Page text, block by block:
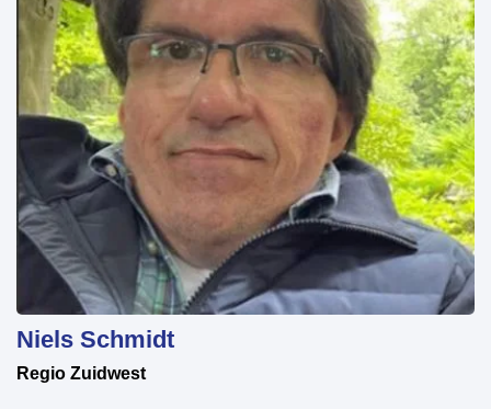
Niels Schmidt
Regio Zuidwest